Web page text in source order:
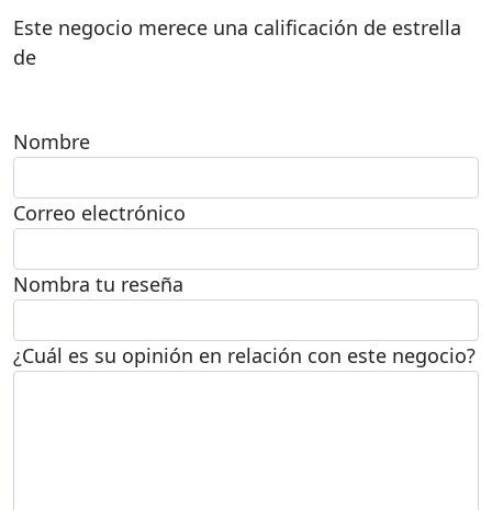
Este negocio merece una calificación de estrella
de
Nombre
Correo electrónico
Nombra tu reseña
¿Cuál es su opinión en relación con este negocio?